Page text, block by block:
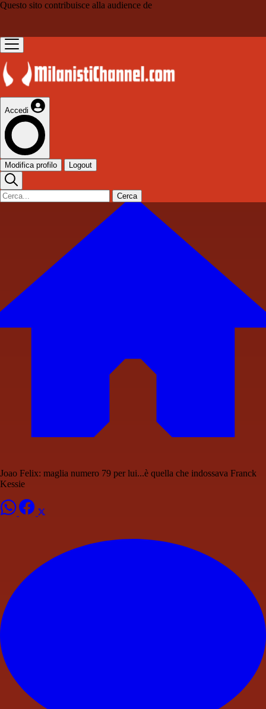
Questo sito contribuisce alla audience de
Accedi
Modifica profilo Logout
Cerca
Joao Felix: maglia numero 79 per lui...è quella che indossava Franck
Kessie